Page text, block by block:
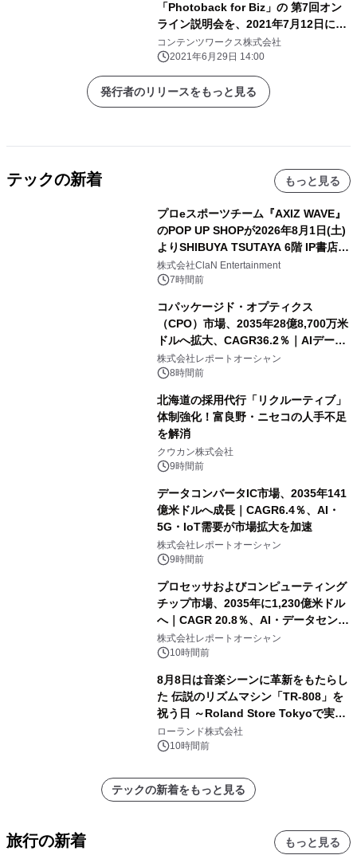
「Photoback for Biz」の 第7回オン
ライン説明会を、2021年7月12日に実
施
コンテンツワークス株式会社
2021年6月29日 14:00
発行者のリリースをもっと見る
テックの新着 もっと見る
プロeスポーツチーム『AXIZ WAVE』
のPOP UP SHOPが2026年8月1日(土)
よりSHIBUYA TSUTAYA 6階 IP書店で
開催決定！！
株式会社ClaN Entertainment
7時間前
コパッケージド・オプティクス
（CPO）市場、2035年28億8,700万米
ドルへ拡大、CAGR36.2％｜AIデータ
センター・高速光通信需要が成長を加
速
株式会社レポートオーシャン
8時間前
北海道の採用代行「リクルーティブ」
体制強化！富良野・ニセコの人手不足
を解消
クウカン株式会社
9時間前
データコンバータIC市場、2035年141
億米ドルへ成長｜CAGR6.4％、AI・
5G・IoT需要が市場拡大を加速
株式会社レポートオーシャン
9時間前
プロセッサおよびコンピューティング
チップ市場、2035年に1,230億米ドル
へ｜CAGR 20.8％、AI・データセンタ
ー需要が成長を牽引
株式会社レポートオーシャン
10時間前
8月8日は音楽シーンに革新をもたらし
た 伝説のリズムマシン「TR-808」を
祝う日 ～Roland Store Tokyoで実機
を展示しての 記念キャンペーンを開
催 英国ラジオ「NTS」の 特別プログ
アーティストを フィーチャーしたアニ
メーションを公開～
ローランド株式会社
10時間前
テックの新着をもっと見る
旅行の新着 もっと見る